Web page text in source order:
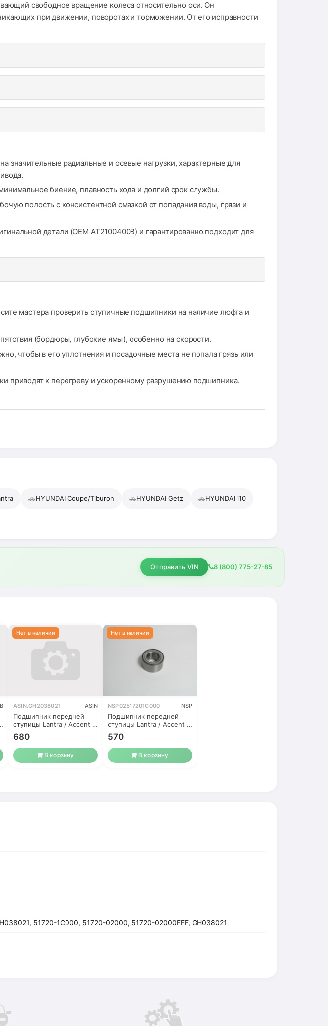
свободное вращение колеса относительно оси. Он
при движении, поворотах и торможении. От его исправности
значительные радиальные и осевые нагрузки, характерные для
биение, плавность хода и долгий срок службы.
полость с консистентной смазкой от попадания воды, грязи и
детали (OEM AT2100400B) и гарантированно подходит для
мастера проверить ступичные подшипники на наличие люфта и
(бордюры, глубокие ямы), особенно на скорости.
чтобы в его уплотнения и посадочные места не попала грязь или
приводят к перегреву и ускоренному разрушению подшипника.
🚗HYUNDAI Coupe/Tiburon 🚗HYUNDAI Getz 🚗HYUNDAI i10
Отправить VIN 8 (800) 775-27-85
ASIN.GH2038021 ASIN
Подшипник передней
ступицы Lantra / Accent 2
(ТагАЗ)
680
В корзину
NSP02517201C000 NSP
Подшипник передней
ступицы Lantra / Accent 2
(ТагАЗ)
570
В корзину
51720-1C000, 51720-02000, 51720-02000FFF, GH038021